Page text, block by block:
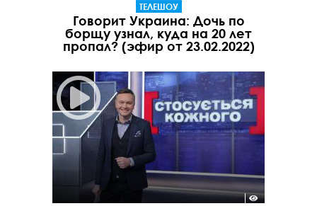
ТЕЛЕШОУ
Говорит Украина: Дочь по
борщу узнал, куда на 20 лет
пропал? (эфир от 23.02.2022)